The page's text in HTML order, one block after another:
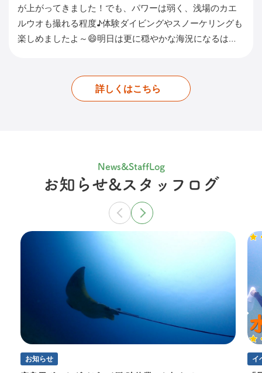
が上がってきました！でも、パワーは弱く、浅場のカエ
ルウオも撮れる程度♪体験ダイビングやスノーケリングも
楽しめましたよ～😄明日は更に穏やかな海況になるは…
詳しくはこちら
News&StaffLog
お知らせ&スタッフログ
お知らせ イ